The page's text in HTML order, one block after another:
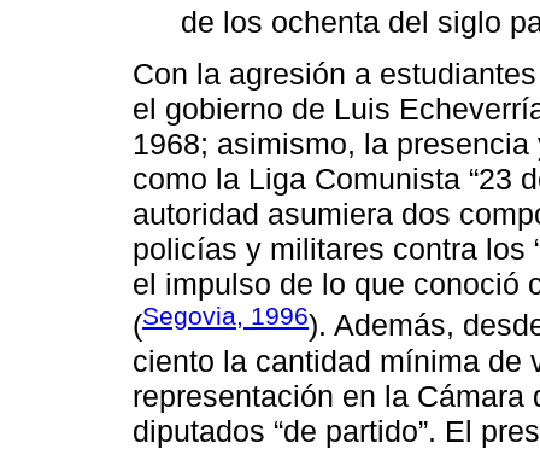
de los ochenta del siglo
Con la agresión a
el gobierno de Luis
1968; asimismo, la
como la Liga Comunista “23
autoridad asumiera dos
policías y militares contra los
el impulso de lo que conoció
(Segovia, 1996). Además,
ciento la cantidad mínima de
representación en la
diputados “de partido”. El